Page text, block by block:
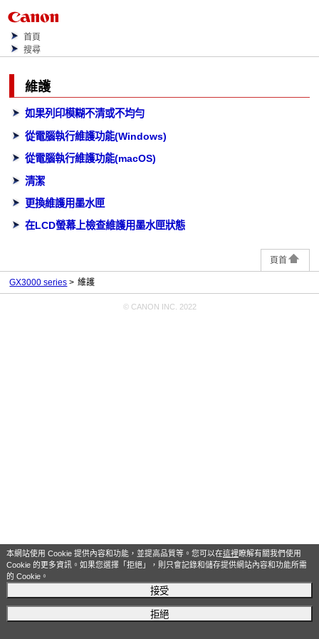
本網站使用 Cookie 提供內容和功能，並提高品質等。您可以在這裡瞭解有關我們使用
Cookie 的更多資訊。如果您選擇「拒絕」，則只會記錄和儲存提供網站內容和功能所需
的 Cookie。
接受
拒絕
首頁
搜尋
維護
如果列印模糊不清或不均勻
從電腦執行維護功能(Windows)
從電腦執行維護功能(macOS)
清潔
更換維護用墨水匣
在LCD螢幕上檢查維護用墨水匣狀態
頁首
GX3000 series 維護
© CANON INC. 2022